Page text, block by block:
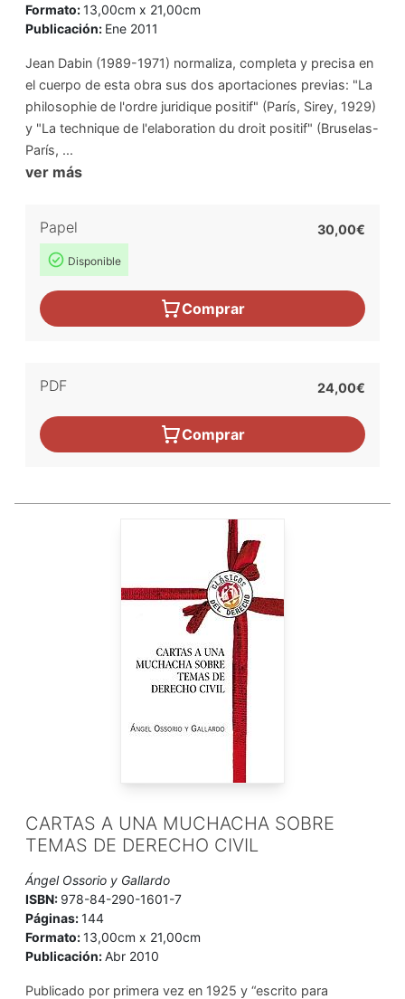
Formato:13,00cm x 21,00cm
Publicación: Ene 2011
Jean Dabin (1989-1971) normaliza, completa y precisa en
el cuerpo de esta obra sus dos aportaciones previas: "La
philosophie de l'ordre juridique positif" (París, Sirey, 1929)
y "La technique de l'elaboration du droit positif" (Bruselas-
París, ...
ver más
Papel
Disponible
30,00€
Comprar
PDF 24,00€
Comprar
CARTAS A UNA MUCHACHA SOBRE
TEMAS DE DERECHO CIVIL
Ángel Ossorio y Gallardo
ISBN: 978-84-290-1601-7
Páginas:144
Formato:13,00cm x 21,00cm
Publicación:Abr 2010
Publicado por primera vez en 1925 y “escrito para